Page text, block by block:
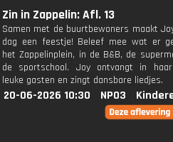
Zin in Zappelin: Afl. 13
Samen met de buurtbewoners maakt
dag een feestje! Beleef mee wat er
het Zappelinplein, in de B&B, de
de sportschool. Joy ontvangt in
leuke gasten en zingt dansbare liedjes.
20-06-2026 10:30 NPO3